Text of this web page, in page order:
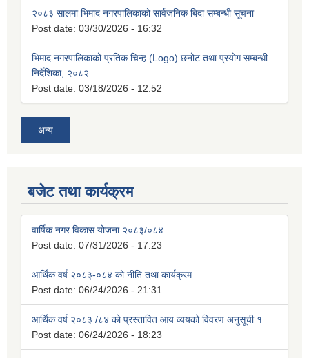
२०८३ सालमा भिमाद नगरपालिकाको सार्वजनिक बिदा सम्बन्धी सूचना
Post date: 03/30/2026 - 16:32
भिमाद नगरपालिकाको प्रतिक चिन्ह (Logo) छनोट तथा प्रयोग सम्बन्धी
निर्देशिका, २०८२
Post date: 03/18/2026 - 12:52
अन्य
बजेट तथा कार्यक्रम
वार्षिक नगर विकास योजना २०८३/०८४
Post date: 07/31/2026 - 17:23
आर्थिक वर्ष २०८३-०८४ को नीति तथा कार्यक्रम
Post date: 06/24/2026 - 21:31
आर्थिक वर्ष २०८३ /८४ को प्रस्तावित आय व्ययको विवरण अनुसूची १
Post date: 06/24/2026 - 18:23